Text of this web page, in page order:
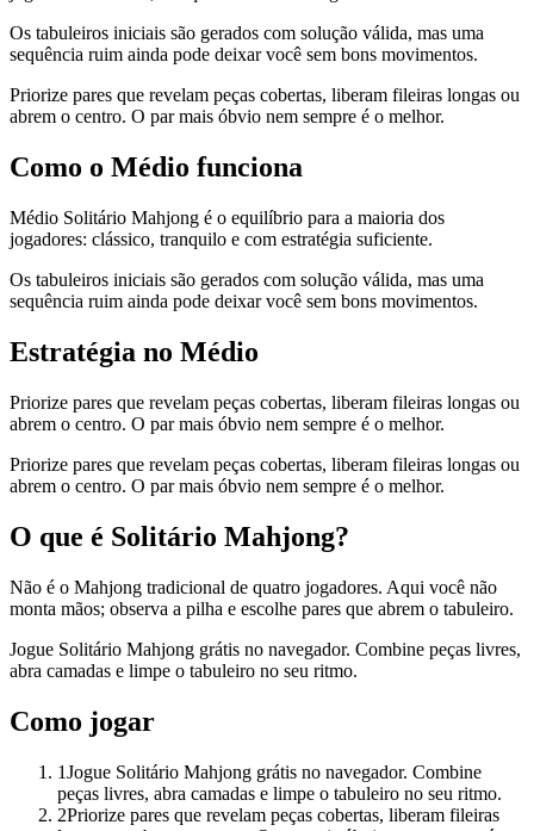
Os tabuleiros iniciais são gerados com solução válida, mas uma
sequência ruim ainda pode deixar você sem bons movimentos.
Priorize pares que revelam peças cobertas, liberam fileiras longas ou
abrem o centro. O par mais óbvio nem sempre é o melhor.
Como o Médio funciona
Médio Solitário Mahjong é o equilíbrio para a maioria dos
jogadores: clássico, tranquilo e com estratégia suficiente.
Os tabuleiros iniciais são gerados com solução válida, mas uma
sequência ruim ainda pode deixar você sem bons movimentos.
Estratégia no Médio
Priorize pares que revelam peças cobertas, liberam fileiras longas ou
abrem o centro. O par mais óbvio nem sempre é o melhor.
Priorize pares que revelam peças cobertas, liberam fileiras longas ou
abrem o centro. O par mais óbvio nem sempre é o melhor.
O que é Solitário Mahjong?
Não é o Mahjong tradicional de quatro jogadores. Aqui você não
monta mãos; observa a pilha e escolhe pares que abrem o tabuleiro.
Jogue Solitário Mahjong grátis no navegador. Combine peças livres,
abra camadas e limpe o tabuleiro no seu ritmo.
Como jogar
1Jogue Solitário Mahjong grátis no navegador. Combine
peças livres, abra camadas e limpe o tabuleiro no seu ritmo.
2Priorize pares que revelam peças cobertas, liberam fileiras